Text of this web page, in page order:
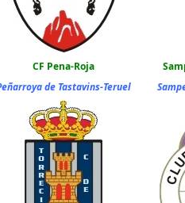
CF Pena-Roja
de Tastavins-Teruel